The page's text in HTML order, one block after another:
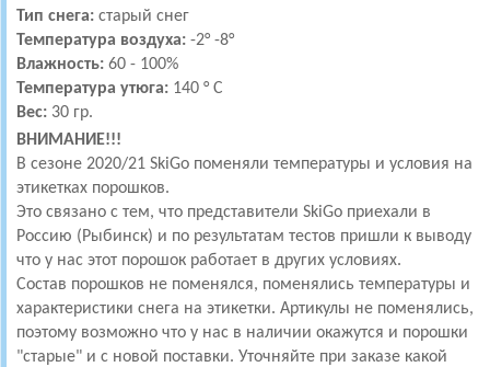
Тип снега: старый снег
Температура воздуха: -2° -8°
Влажность: 60 - 100%
Температура утюга: 140 ° C
Вес: 30 гр.
ВНИМАНИЕ!!!
В сезоне 2020/21 SkiGo поменяли температуры и условия на
этикетках порошков.
Это связано с тем, что представители SkiGo приехали в
Россию (Рыбинск) и по результатам тестов пришли к выводу
что у нас этот порошок работает в других условиях.
Состав порошков не поменялся, поменялись температуры и
характеристики снега на этикетки. Артикулы не поменялись,
поэтому возможно что у нас в наличии окажутся и порошки
"старые" и с новой поставки. Уточняйте при заказе какой